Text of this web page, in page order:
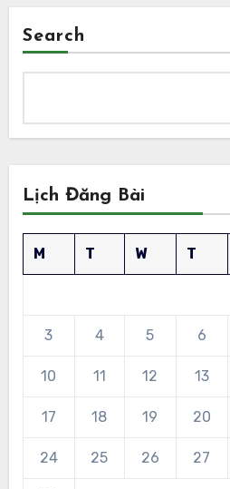
Search
Lịch Đăng Bài
M T W T
3 4 5 6
10 11 12 13
17 18 19 20
24 25 26 27